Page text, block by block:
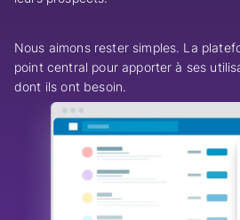
Nous aimons rester simples. La
point central pour apporter à ses
dont ils ont besoin.